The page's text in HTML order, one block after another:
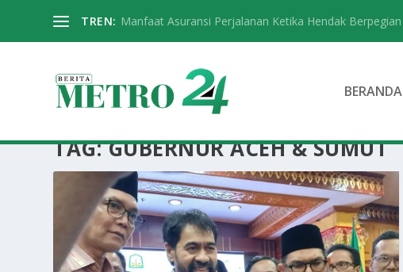
TREN: Manfaat Asuransi Perjalanan Ketika Hendak Berpegian
BERANDA
TAG:GUBERNUR ACEH & SUMUT